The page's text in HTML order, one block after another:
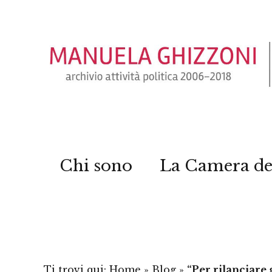
Chi sono La Camera
Ti trovi qui: Home » Blog » “Per rilanciare